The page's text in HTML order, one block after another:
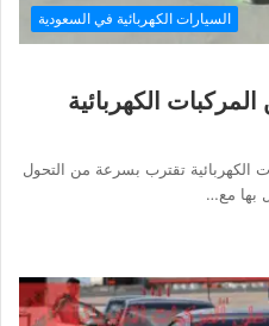
السيارات الكهربائية في السعودية
الكهربائية
الكهربائية تقترب بسرعة من التحول
بها مع…